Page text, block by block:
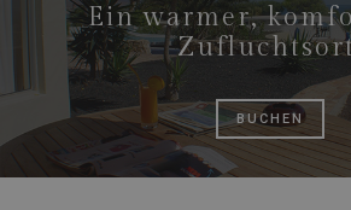
Ein warmer,
BUCHEN